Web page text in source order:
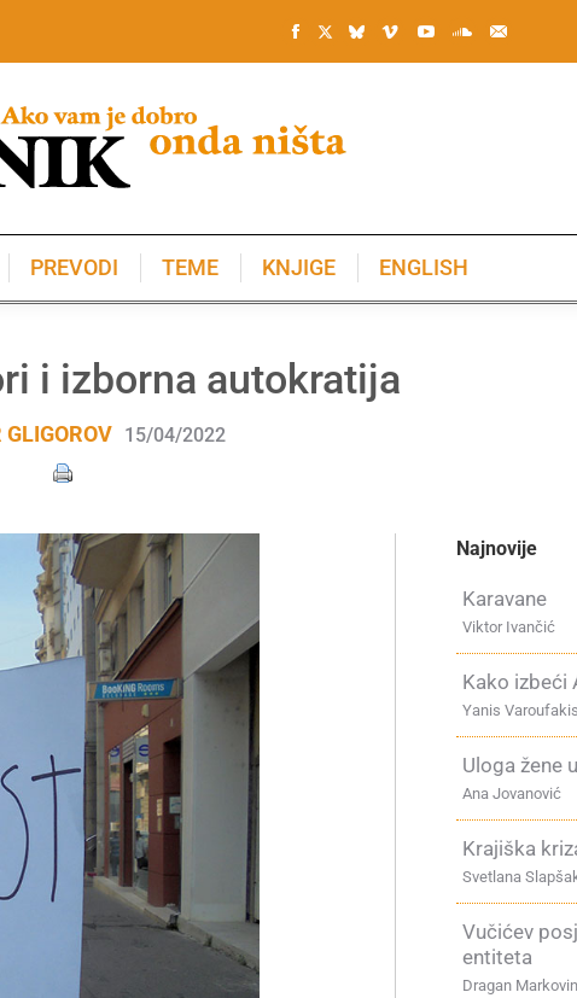
PREVODI TEME KNJIGE ENGLISH
i izborna autokratija
15/04/2022
Najnovije
Karavane
Viktor Ivančić
Kako izbeći
Yanis Varoufakis
Uloga žene
Ana Jovanović
Krajiška
Svetlana
Vučićev
entiteta
Dragan
KNJIGE ENGLISH